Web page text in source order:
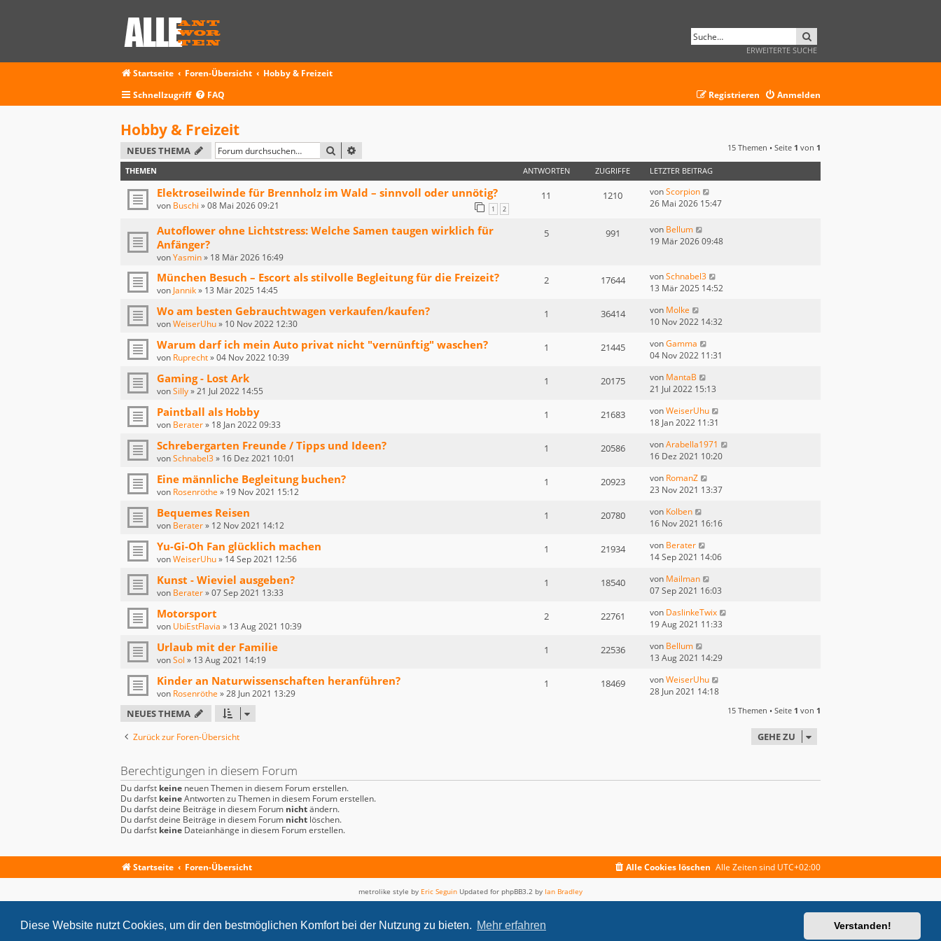
Diese Website nutzt Cookies, um dir den bestmöglichen Komfort bei der Nutzung zu bieten. Mehr erfahren Verstanden!
ERWEITERTE SUCHE
Startseite Foren-Übersicht
Hobby & Freizeit
Schnellzugriff
FAQ Anmelden
Registrieren
Hobby & Freizeit
NEUES THEMA SUCHE 15 Themen • Seite 1 von 1
THEMEN ANTWORTEN ZUGRIFFE LETZTER BEITRAG
Elektroseilwinde für Brennholz im Wald – sinnvoll oder unnötig?
von Buschi »08 Mai 2026 09:21 1 2
11 1210 vonScorpion
26 Mai 2026 15:47
Autoflower ohne Lichtstress: Welche Samen taugen wirklich für
Anfänger?
vonYasmin» 18 Mär 2026 16:49
5 991 von Bellum
19 Mär 2026 09:48
München Besuch – Escort als stilvolle Begleitung für die Freizeit?
vonJannik» 13 Mär 2025 14:45
2 17644 vonSchnabel3
13 Mär 2025 14:52
Wo am besten Gebrauchtwagen verkaufen/kaufen?
vonWeiserUhu» 10 Nov 2022 12:30
1 36414 von Molke
10 Nov 2022 14:32
Warum darf ich mein Auto privat nicht "vernünftig" waschen?
von Ruprecht»04 Nov 2022 10:39
1 21445 vonGamma
04 Nov 2022 11:31
Gaming - Lost Ark
vonSilly»21 Jul 2022 14:55
1 20175 von MantaB
21 Jul 2022 15:13
Paintball als Hobby
von Berater» 18 Jan 2022 09:33
1 21683 vonWeiserUhu
18 Jan 2022 11:31
Schrebergarten Freunde / Tipps und Ideen?
vonSchnabel3» 16 Dez 2021 10:01
1 20586 vonArabella1971
16 Dez 2021 10:20
Eine männliche Begleitung buchen?
von Rosenröthe » 19 Nov 2021 15:12
1 20923 von RomanZ
23 Nov 2021 13:37
Bequemes Reisen
von Berater» 12 Nov 2021 14:12
1 20780 von Kolben
16 Nov 2021 16:16
Yu-Gi-Oh Fan glücklich machen
vonWeiserUhu» 14 Sep 2021 12:56
1 21934 von Berater
14 Sep 2021 14:06
Kunst - Wieviel ausgeben?
von Berater»07 Sep 2021 13:33
1 18540 von Mailman
07 Sep 2021 16:03
Motorsport
von UbiEstFlavia » 13 Aug 2021 10:39
2 22761 von DaslinkeTwix
19 Aug 2021 11:33
Urlaub mit der Familie
vonSol » 13 Aug 2021 14:19
1 22536 von Bellum
13 Aug 2021 14:29
Kinder an Naturwissenschaften heranführen?
von Rosenröthe »28 Jun 2021 13:29
1 18469 vonWeiserUhu
28 Jun 2021 14:18
NEUES THEMA 15 Themen • Seite 1 von 1
Zurück zur Foren-Übersicht GEHE ZU
Berechtigungen in diesem Forum
Du darfst keine neuen Themen in diesem Forum erstellen.
Du darfst keineAntworten zu Themen in diesem Forum erstellen.
Du darfst deine Beiträge in diesem Forum nichtändern.
Du darfst deine Beiträge in diesem Forum nicht löschen.
Du darfst keine Dateianhänge in diesem Forum erstellen.
Startseite Foren-Übersicht Alle Zeiten sind UTC+02:00
Alle Cookies löschen
metrolike style by Eric Seguin Updated for phpBB3.2 by Ian Bradley
Powered byphpBB® Forum Software © phpBB Limited
Datenschutz|Nutzungsbedingungen